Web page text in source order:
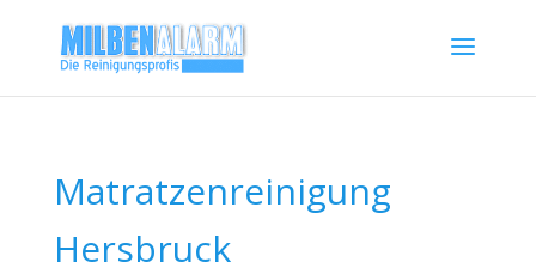
Matratzenreinigung
Hersbruck